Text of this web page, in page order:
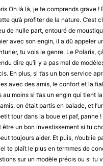
Oh là là, je te comprends grave
qu’à profiter de la nature. C’est
de nulle part, entouré de
avec son engin, il a dû appeler
tu vois le genre. Le Polaris,
dire qu’il y a pas mal de
En plus, si t’as un bon service
avec des amis, le confort et la
au moins si t’as un engin qui tient
on était partis en balade, et
tour dans la boue et paf, panne
être un bon investissement si tu
toujours aider. Et puis, n’oublie
te plaît le plus en termmes de
sur un modèle précis ou si tu